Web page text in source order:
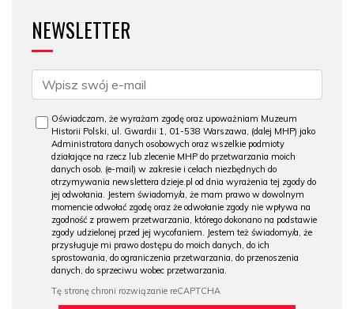
NEWSLETTER
Oświadczam, że wyrażam zgodę oraz upoważniam Muzeum
Historii Polski, ul. Gwardii 1, 01-538 Warszawa, (dalej MHP) jako
Administratora danych osobowych oraz wszelkie podmioty
działające na rzecz lub zlecenie MHP do przetwarzania moich
danych osob. (e-mail) w zakresie i celach niezbędnych do
otrzymywania newslettera dzieje.pl od dnia wyrażenia tej zgody do
jej odwołania. Jestem świadomy/a, że mam prawo w dowolnym
momencie odwołać zgodę oraz że odwołanie zgody nie wpływa na
zgodność z prawem przetwarzania, którego dokonano na podstawie
zgody udzielonej przed jej wycofaniem. Jestem też świadomy/a, że
przysługuje mi prawo dostępu do moich danych, do ich
sprostowania, do ograniczenia przetwarzania, do przenoszenia
danych, do sprzeciwu wobec przetwarzania.